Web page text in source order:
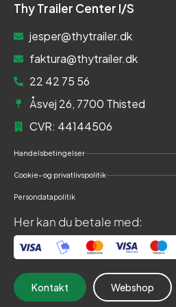
Thy Trailer Center I/S
jesper@thytrailer.dk
faktura@thytrailer.dk
22 42 75 56
Åsvej 26, 7700 Thisted
CVR: 44144506
Handelsbetingelser
Cookie- og privatlivspolitik
Persondatapolitik
Her kan du betale med:
Kontakt Webshop